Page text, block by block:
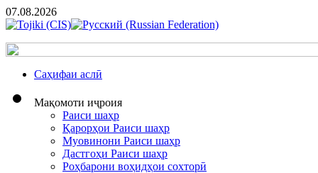
07.08.2026
Cаҳифаи аслӣ
Мақомоти иҷроия
Раиси шаҳр
Қарорҳои Раиси шаҳр
Муовинони Раиси шаҳр
Дастгоҳи Раиси шаҳр
Роҳбарони воҳидҳои сохторӣ